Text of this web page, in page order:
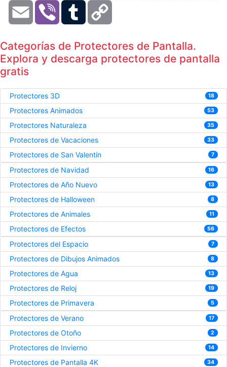
Email Viber Tumblr
Categorías de Protectores de Pantalla.
Explora y descarga protectores de pantalla
gratis
Protectores 3D 18
Protectores Animados 53
Protectores Naturaleza 35
Protectores de Vacaciones 33
Protectores de San Valentín 7
Protectores de Navidad 16
Protectores de Año Nuevo 13
Protectores de Halloween 8
Protectores de Animales 11
Protectores de Efectos 56
Protectores del Espacio 7
Protectores de Dibujos Animados 8
Protectores de Agua 13
Protectores de Reloj 19
Protectores de Primavera 5
Protectores de Verano 17
Protectores de Otoño 2
Protectores de Invierno 14
Protectores de Pantalla 4K 34